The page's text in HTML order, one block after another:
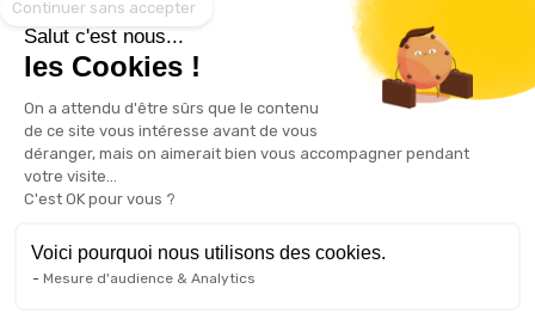
Salut c'est nous...
les Cookies !
On a attendu d'être sûrs que le contenu
de ce site vous intéresse avant de vous
déranger, mais on aimerait bien vous accompagner pendant
votre visite...
C'est OK pour vous ?
Voici pourquoi nous utilisons des cookies.
Mesure d'audience & Analytics
Retrouvez DESTINEA® sur